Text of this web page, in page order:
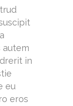
autem
in
eu
eros